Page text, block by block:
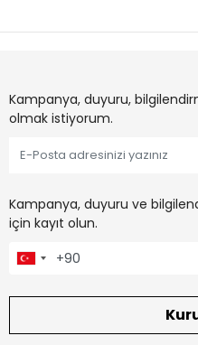
Kampanya, duyuru,
olmak istiyorum.
Kampanya, duyuru ve
için kayıt olun.